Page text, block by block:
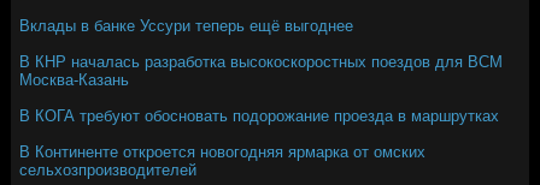
Вклады в банке Уссури теперь ещё выгоднее
В КНР началась разработка высокоскоростных поездов для ВСМ
Москва-Казань
В КОГА требуют обосновать подорожание проезда в маршрутках
В Континенте откроется новогодняя ярмарка от омских
сельхозпроизводителей